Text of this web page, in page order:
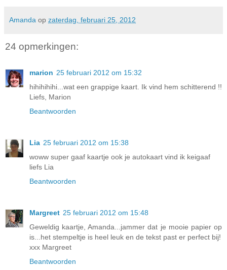
Amanda op zaterdag, februari 25, 2012
24 opmerkingen:
marion 25 februari 2012 om 15:32
hihihihihi...wat een grappige kaart. Ik vind hem schitterend !!
Liefs, Marion
Beantwoorden
Lia 25 februari 2012 om 15:38
woww super gaaf kaartje ook je autokaart vind ik keigaaf
liefs Lia
Beantwoorden
Margreet 25 februari 2012 om 15:48
Geweldig kaartje, Amanda...jammer dat je mooie papier op
is...het stempeltje is heel leuk en de tekst past er perfect bij!
xxx Margreet
Beantwoorden